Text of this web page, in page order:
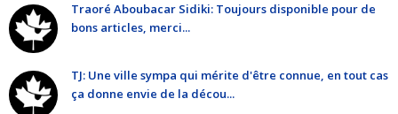
Traoré Aboubacar Sidiki: Toujours disponible pour de
bons articles, merci...
TJ: Une ville sympa qui mérite d'être connue, en tout cas
ça donne envie de la décou...